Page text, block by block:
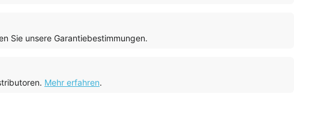
Sie unsere Garantiebestimmungen.
Mehr erfahren.